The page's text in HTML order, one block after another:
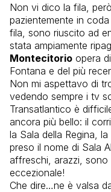
Non vi dico la fila,
pazientemente in
fila, sono riuscito ad
stata ampiamente
Montecitorio opera
Fontana e del più
Non mi aspettavo di
vedendo sempre i tv
Transatlantico è
ancora più bello: il
la Sala della Regina,
preso il nome di Sala
affreschi, arazzi,
eccezionale!
Che dire…ne è valsa